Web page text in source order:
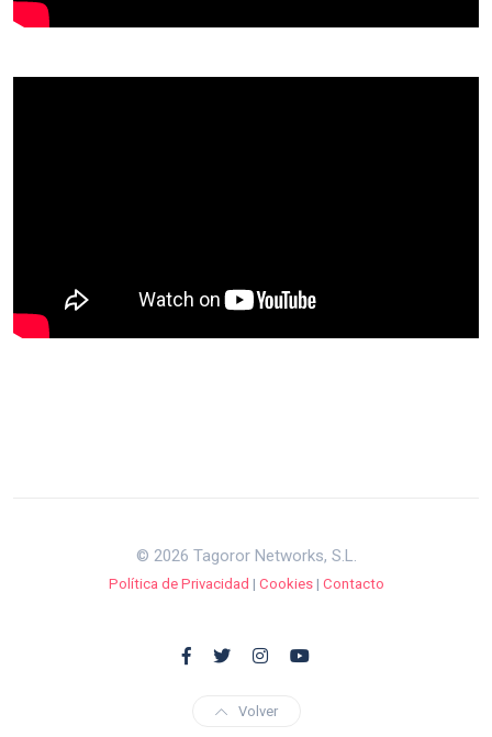
© 2026 Tagoror Networks, S.L.
Política de Privacidad | Cookies| Contacto
Volver